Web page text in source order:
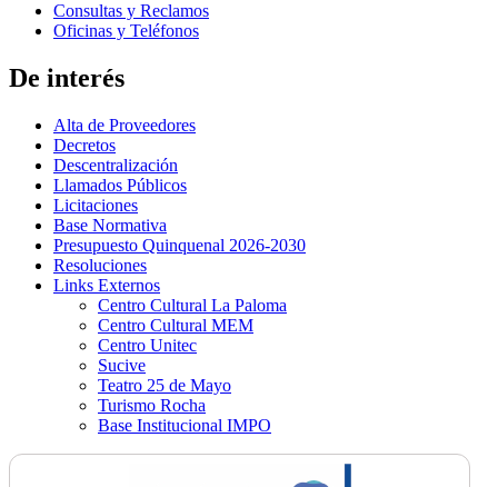
Consultas y Reclamos
Oficinas y Teléfonos
De interés
Alta de Proveedores
Decretos
Descentralización
Llamados Públicos
Licitaciones
Base Normativa
Presupuesto Quinquenal 2026-2030
Resoluciones
Links Externos
Centro Cultural La Paloma
Centro Cultural MEM
Centro Unitec
Sucive
Teatro 25 de Mayo
Turismo Rocha
Base Institucional IMPO